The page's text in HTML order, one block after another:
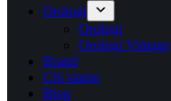
Orologi
Orologi
Orologi Vintage
Brand
Chi siamo
Blog